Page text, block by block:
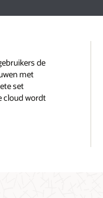
de
met
set
cloud wordt